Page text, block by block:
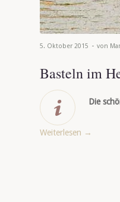
5. Oktober 2015 - von
Basteln im
Die
Weiterlesen →